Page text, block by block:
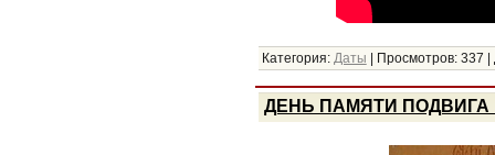
Категория: Даты | Просмотров: 337 |
ДЕНЬ ПАМЯТИ